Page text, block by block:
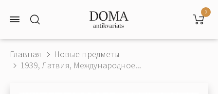
0
Главная
Новые предметы
1939, Латвия, Международное...